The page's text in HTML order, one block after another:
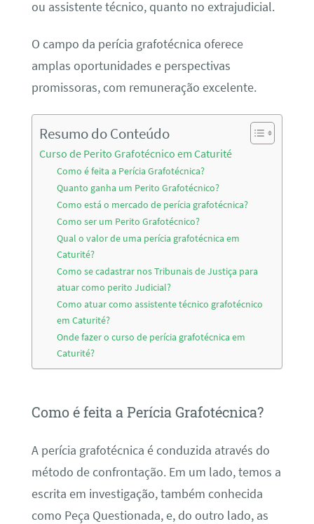
ou assistente técnico, quanto no extrajudicial.
O campo da perícia grafotécnica oferece
amplas oportunidades e perspectivas
promissoras, com remuneração excelente.
Resumo do Conteúdo
Curso de Perito Grafotécnico em Caturité
Como é feita a Perícia Grafotécnica?
Quanto ganha um Perito Grafotécnico?
Como está o mercado de perícia grafotécnica?
Como ser um Perito Grafotécnico?
Qual o valor de uma perícia grafotécnica em
Caturité?
Como se cadastrar nos Tribunais de Justiça para
atuar como perito Judicial?
Como atuar como assistente técnico grafotécnico
em Caturité?
Onde fazer o curso de perícia grafotécnica em
Caturité?
Como é feita a Perícia Grafotécnica?
A perícia grafotécnica é conduzida através do
método de confrontação. Em um lado, temos a
escrita em investigação, também conhecida
como Peça Questionada, e, do outro lado, as